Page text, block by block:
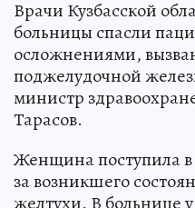
Врачи Кузбасской
больницы спасли
осложнениями,
поджелудочной
министр
Тарасов.
Женщина поступила в
за возникшего
желтухи. В больнице